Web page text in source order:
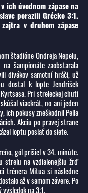
ich úvodnom zápase na
porazili Grécko 3:1.
v druhom zápase
štadióne Ondreja Nepelu,
šampionáte zaobstarala
divákov samotní hráči, už
dostal k lopte Jendrišek
Pri streleckej chuti
viackrát, no ani jeden
ich pokusy zneškodnil Pella
Akciu po pravej strane
loptu poslať do siete.
gól prišiel v 34. minúte.
strelu na vzdialenejšiu žrď
trénera Mitua si následne
až v samom závere. Po
na 3:1.